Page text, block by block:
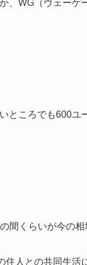
、WG（ヴェーゲ
ところでも600ユ
間くらいが今の相
人との共同生活